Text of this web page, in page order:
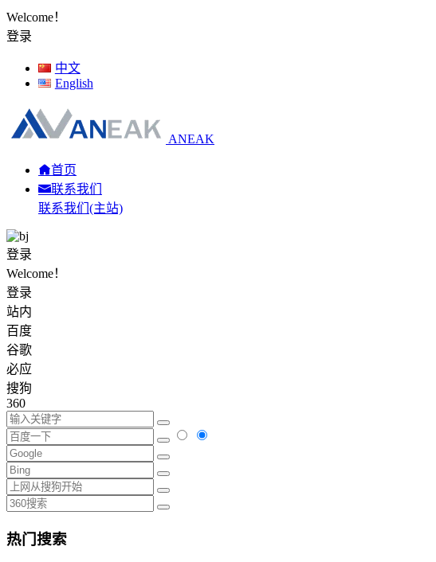
Welcome！
登录
中文
English
ANEAK
首页
联系我们
联系我们(主站)
登录
Welcome！
登录
站内
百度
谷歌
必应
搜狗
360
热门搜索